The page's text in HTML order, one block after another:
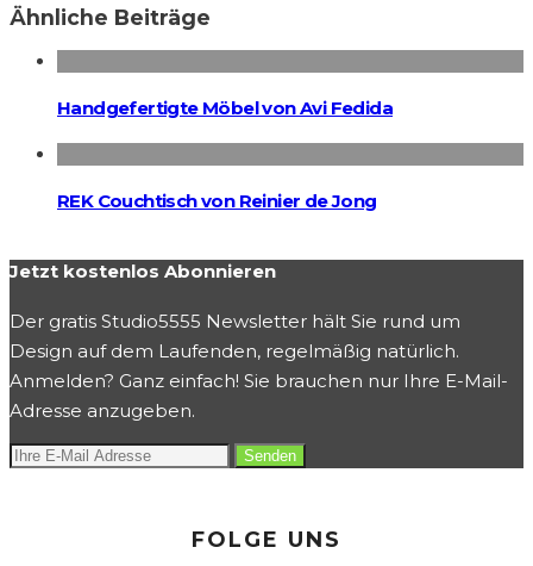
Ähnliche Beiträge
Handgefertigte Möbel von Avi Fedida
REK Couchtisch von Reinier de Jong
Jetzt kostenlos Abonnieren
Der gratis Studio5555 Newsletter hält Sie rund um
Design auf dem Laufenden, regelmäßig natürlich.
Anmelden? Ganz einfach! Sie brauchen nur Ihre E-Mail-
Adresse anzugeben.
FOLGE UNS